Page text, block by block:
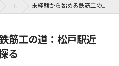
コラム 未経験から始める鉄筋工の道：松戸駅近くでのチャンスを探る
筋工の道：松戸駅近
る